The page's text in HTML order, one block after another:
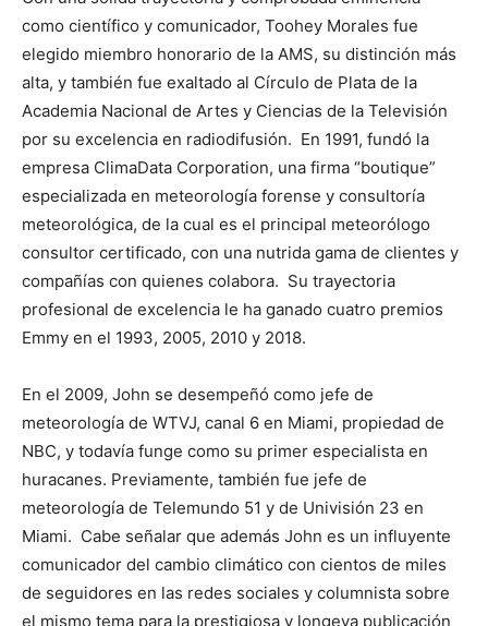
como científico y comunicador, Toohey Morales fue
elegido miembro honorario de la AMS, su distinción más
alta, y también fue exaltado al Círculo de Plata de la
Academia Nacional de Artes y Ciencias de la Televisión
por su excelencia en radiodifusión. En 1991, fundó la
empresa ClimaData Corporation, una firma “boutique”
especializada en meteorología forense y consultoría
meteorológica, de la cual es el principal meteorólogo
consultor certificado, con una nutrida gama de clientes y
compañías con quienes colabora. Su trayectoria
profesional de excelencia le ha ganado cuatro premios
Emmy en el 1993, 2005, 2010 y 2018.
En el 2009, John se desempeñó como jefe de
meteorología de WTVJ, canal 6 en Miami, propiedad de
NBC, y todavía funge como su primer especialista en
huracanes. Previamente, también fue jefe de
meteorología de Telemundo 51 y de Univisión 23 en
Miami. Cabe señalar que además John es un influyente
comunicador del cambio climático con cientos de miles
de seguidores en las redes sociales y columnista sobre
el mismo tema para la prestigiosa y longeva publicación